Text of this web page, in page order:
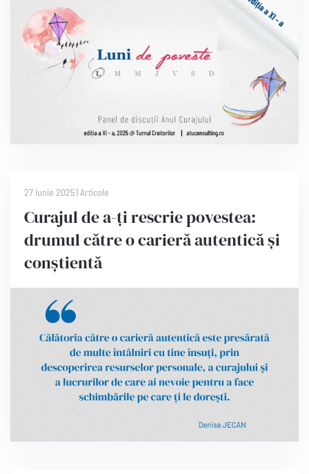
27 iunie 2025|Articole
Curajul de a-ți rescrie povestea:
drumul către o carieră autentică și
conștientă